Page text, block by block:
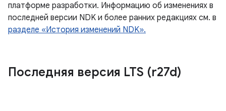
платформе разработки. Информацию об изменениях в
последней версии NDK и более ранних редакциях см. в
разделе «История изменений NDK».
Последняя версия LTS (r27d)